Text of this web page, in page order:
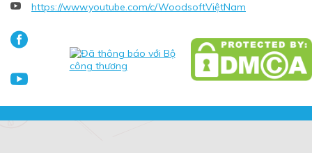
 https://www.youtube.com/c/WoodsoftViệtNam

